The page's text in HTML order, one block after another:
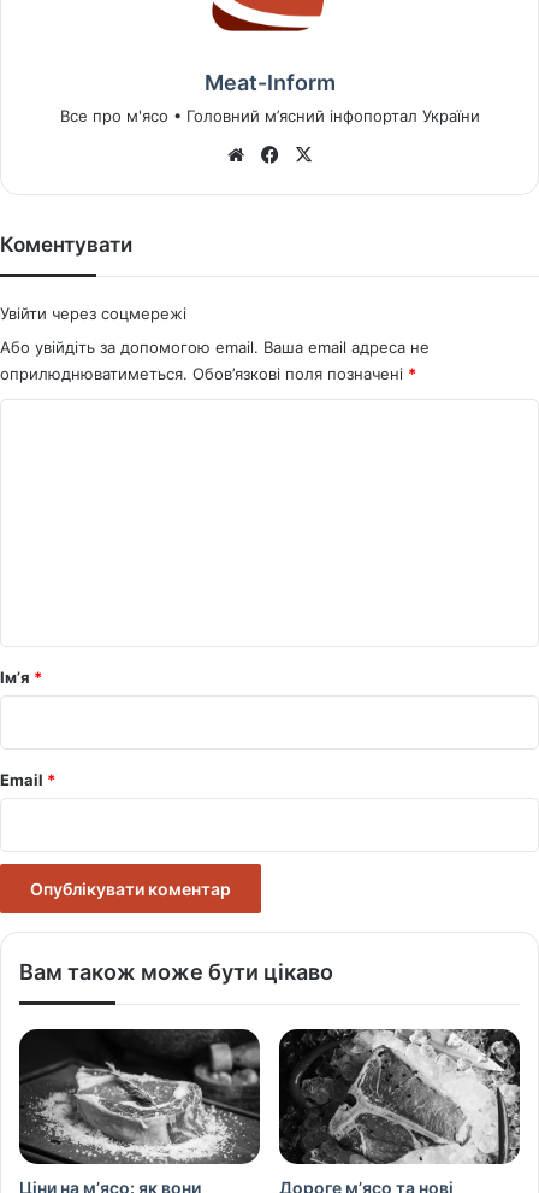
Meat-Inform
Все про м'ясо • Головний м’ясний інфопортал України
We
Fa
Коментувати
Увійти через соцмережі
Або увійдіть за допомогою email. Ваша email адреса не
оприлюднюватиметься. Обов’язкові поля позначені *
р
*
Ім’я *
Email *
Вам також може бути цікаво
Ціни на м’ясо: як вони Дороге м’ясо та нові